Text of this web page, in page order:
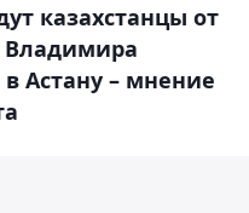
казахстанцы от
Владимира
Астану – мнение